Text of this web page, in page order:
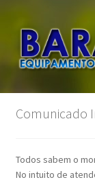
Pular
para
navegação
Pular
para
o
Início
Assistência
Comunicado
Todos sabem o
No intuito de